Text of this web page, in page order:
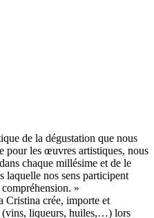
de la dégustation que nous
pour les œuvres artistiques, nous
chaque millésime et de le
laquelle nos sens participent
»
Cristina crée, importe et
(vins, liqueurs, huiles,…) lors